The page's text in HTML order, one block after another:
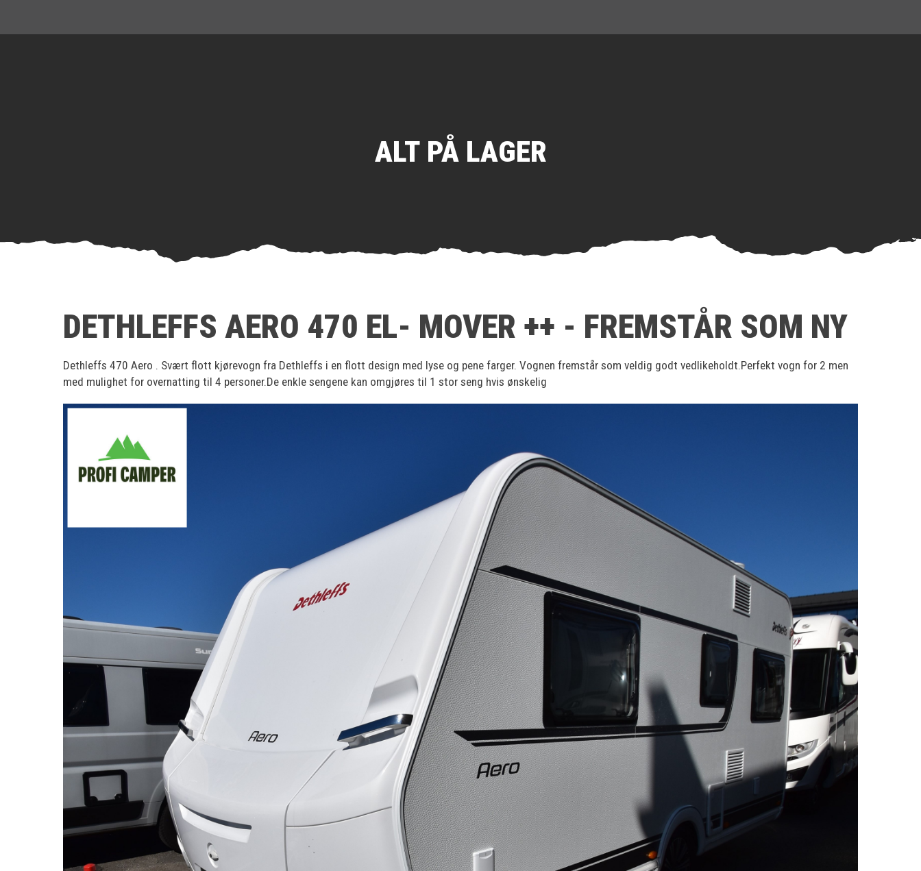
ALT PÅ LAGER
DETHLEFFS AERO 470 EL- MOVER ++ - FREMSTÅR SOM NY
Dethleffs 470 Aero . Svært flott kjørevogn fra Dethleffs i en flott design med lyse og pene farger. Vognen fremstår som veldig godt vedlikeholdt.Perfekt vogn for 2 men
med mulighet for overnatting til 4 personer.De enkle sengene kan omgjøres til 1 stor seng hvis ønskelig